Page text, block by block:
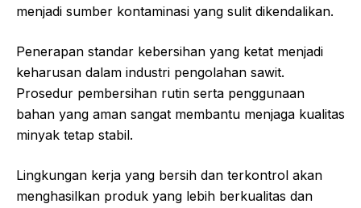
menjadi sumber kontaminasi yang sulit dikendalikan.
Penerapan standar kebersihan yang ketat menjadi
keharusan dalam industri pengolahan sawit.
Prosedur pembersihan rutin serta penggunaan
bahan yang aman sangat membantu menjaga kualitas
minyak tetap stabil.
Lingkungan kerja yang bersih dan terkontrol akan
menghasilkan produk yang lebih berkualitas dan